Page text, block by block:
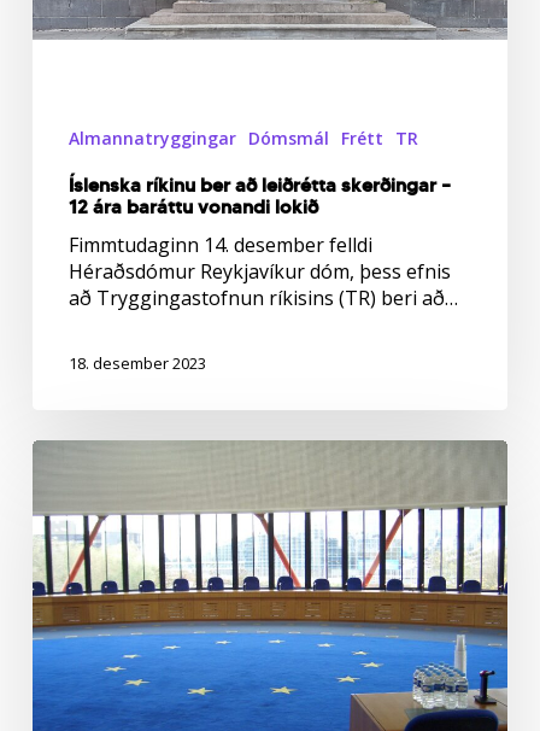
Almannatryggingar Dómsmál Frétt TR
Íslenska ríkinu ber að leiðrétta skerðingar –
12 ára baráttu vonandi lokið
Fimmtudaginn 14. desember felldi
Héraðsdómur Reykjavíkur dóm, þess efnis
að Tryggingastofnun ríkisins (TR) beri að…
18. desember 2023
Mannréttindasáttmáli
(samningsviðauki
nr.
16)